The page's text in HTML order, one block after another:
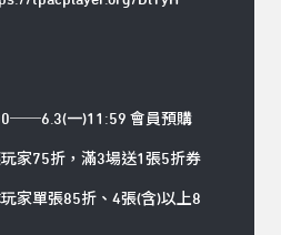
一)11:59 會員預購
家75折，滿3場送1張5折券
家單張85折、4張(含)以上8